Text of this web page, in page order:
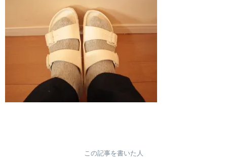
この記事を書いた人